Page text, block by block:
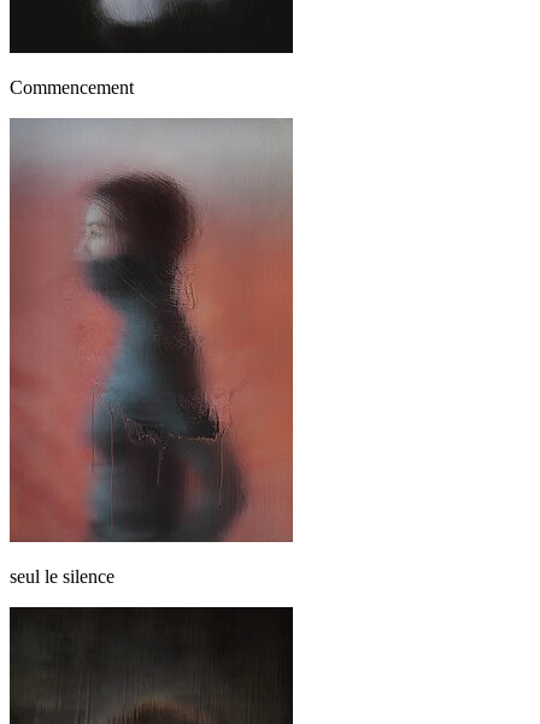
Commencement
seul le silence